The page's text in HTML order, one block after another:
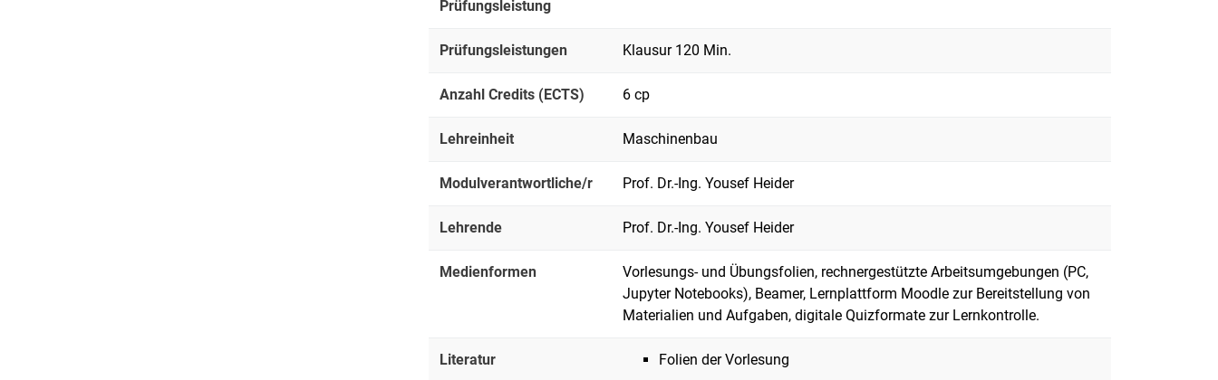
Prüfungsleistung
Prüfungsleistungen Klausur 120 Min.
Anzahl Credits (ECTS) 6 cp
Lehreinheit Maschinenbau
Modulverantwortliche/r Prof. Dr.-Ing. Yousef Heider
Lehrende Prof. Dr.-Ing. Yousef Heider
Medienformen
Vorlesungs- und Übungsfolien, rechnergestützte Arbeitsumgebungen (PC,
Jupyter Notebooks), Beamer, Lernplattform Moodle zur Bereitstellung von
Materialien und Aufgaben, digitale Quizformate zur Lernkontrolle.
Literatur Folien der Vorlesung